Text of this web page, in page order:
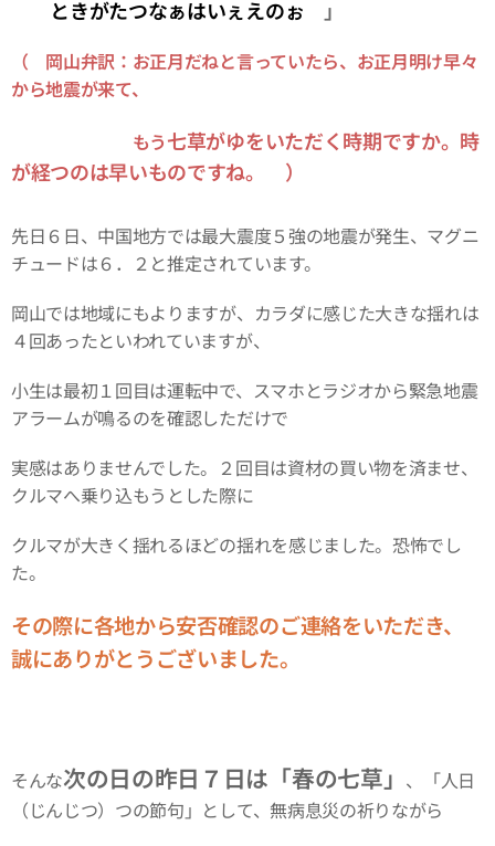
ときがたつなぁはいぇえのぉ 」
（ 岡山弁訳：お正月だねと言っていたら、お正月明け早々
から地震が来て、
もう七草がゆをいただく時期ですか。時
が経つのは早いものですね。 ）
先日６日、中国地方では最大震度５強の地震が発生、マグニ
チュードは６．２と推定されています。
岡山では地域にもよりますが、カラダに感じた大きな揺れは
４回あったといわれていますが、
小生は最初１回目は運転中で、スマホとラジオから緊急地震
アラームが鳴るのを確認しただけで
実感はありませんでした。２回目は資材の買い物を済ませ、
クルマへ乗り込もうとした際に
クルマが大きく揺れるほどの揺れを感じました。恐怖でし
た。
その際に各地から安否確認のご連絡をいただき、
誠にありがとうございました。
そんな次の日の昨日７日は「春の七草」 、「人日
（じんじつ）つの節句」として、無病息災の祈りながら